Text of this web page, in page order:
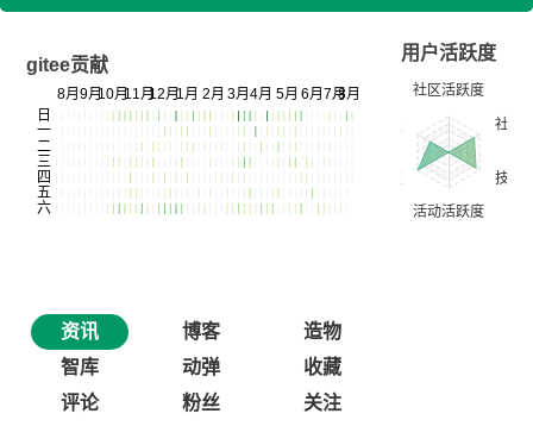
gitee贡献
用户活跃度
资讯 博客
造物
智库
动弹
收藏
评论
粉丝 关注